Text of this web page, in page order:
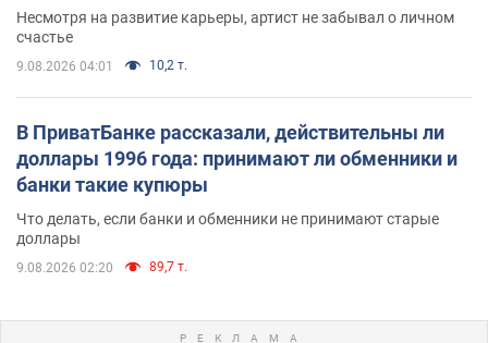
Несмотря на развитие карьеры, артист не забывал о личном
счастье
9.08.2026 04:01 10,2 т.
В ПриватБанке рассказали, действительны ли
доллары 1996 года: принимают ли обменники и
банки такие купюры
Что делать, если банки и обменники не принимают старые
доллары
9.08.2026 02:20 89,7 т.